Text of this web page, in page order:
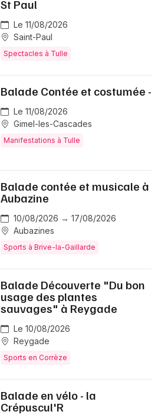
St Paul
Le 11/08/2026
Saint-Paul
Spectacles à Tulle
Balade Contée et costumée -
Le 11/08/2026
Gimel-les-Cascades
Manifestations à Tulle
Balade contée et musicale à
Aubazine
10/08/2026 → 17/08/2026
Aubazines
Sports à Brive-la-Gaillarde
Balade Découverte "Du bon
usage des plantes
sauvages" à Reygade
Le 10/08/2026
Reygade
Sports en Corrèze
Balade en vélo - la
Crépuscul'R